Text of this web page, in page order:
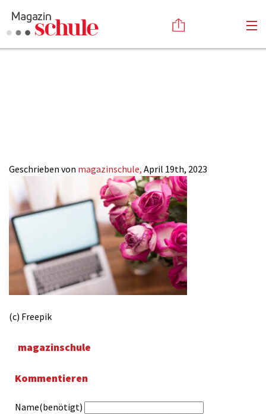
Impressum
Geschrieben von magazinschule, April 19th, 2023
(c) Freepik
magazinschule
Kommentieren
Name(benötigt)